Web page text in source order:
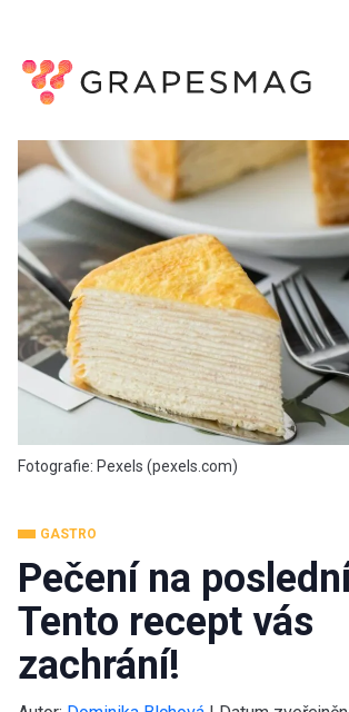
Fotografie: Pexels (pexels.com)
GASTRO
Pečení na
Tento recept vás
zachrání!